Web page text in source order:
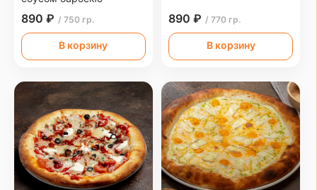
890 ₽ / 750 гр.
В корзину
890 ₽ / 770 гр.
В корзину